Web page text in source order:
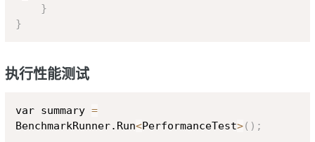
}
}
执行性能测试
var summary =
BenchmarkRunner.Run<PerformanceTest>( ) ;